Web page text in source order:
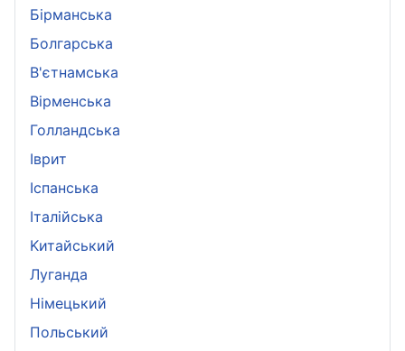
Бірманська
Болгарська
B'єтнамська
Вірменська
Голландська
Іврит
Іспанська
Iталійська
Kитайський
Луганда
Німецький
Польський